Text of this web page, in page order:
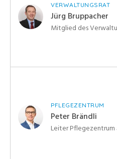
VERWALTUNGSRAT
Jürg Bruppacher
Mitglied des
PFLEGEZENTRUM
Peter Brändli
Leiter Pflegezentrum